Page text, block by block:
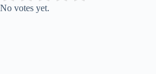
No votes yet.